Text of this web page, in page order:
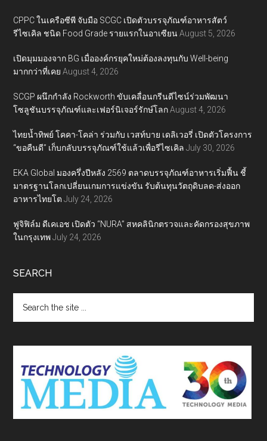
CPPC ในเครือซีพี จับมือ SCGC เปิดตัวบรรจุภัณฑ์อาหารสัตว์
รีไซเคิล ชนิด Food Grade รายแรกในอาเซียน August 5, 2026
เปิดมุมมองจาก BG เมื่อองค์กรยุคใหม่ต้องลงทุนกับ Well-being
มากกว่าที่เคย August 4, 2026
SCGP ผนึกกำลัง Rockworth ขับเคลื่อนกรีนดีไซน์ร่วมพัฒนา
โซลูชันบรรจุภัณฑ์และเฟอร์นิเจอร์รักษ์โลก August 4, 2026
ไทยน้ำทิพย์ โคคา-โคล่า ร่วมกับ เวสท์บาย เดลิเวอรี่ เปิดตัวโครงการ
“ขอคืนดี” เก็บกลับบรรจุภัณฑ์ใช้แล้วเพื่อรีไซเคิล July 30, 2026
EKA Global มองครึ่งปีหลัง 2569 ตลาดบรรจุภัณฑ์อาหารเริ่มฟื้น ชี้
มาตรฐานโลกเปลี่ยนเกมการแข่งขัน รับต้นทุนวัตถุดิบลด-ส่งออก
อาหารไทยโต July 24, 2026
ฟูจิฟิล์ม ดีเคเอช เปิดตัว “NURA” สหคลินิกตรวจและคัดกรองสุขภาพ
ในกรุงเทพ July 24, 2026
SEARCH
the